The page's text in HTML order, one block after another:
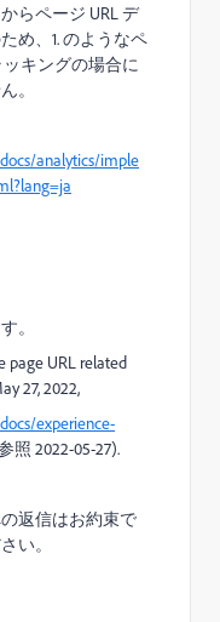
らページ URLデ
め、 1. のようなペ
ッキングの場合に
。
analytics/imple
。
page URL related
27, 2022,
experience-
照 2022-05-27).
返信はお約束で
い。